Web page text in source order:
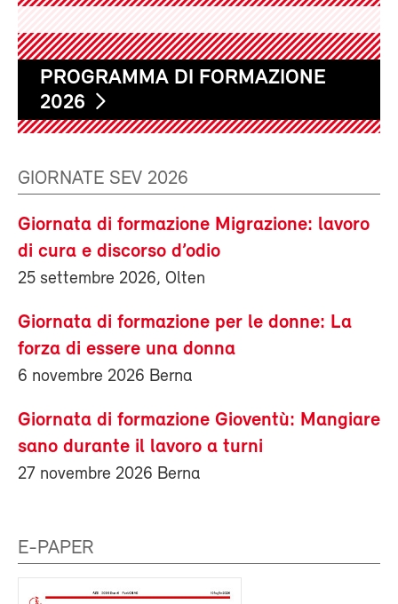
PROGRAMMA DI FORMAZIONE
2026
GIORNATE SEV 2026
Giornata di formazione Migrazione: lavoro
di cura e discorso d’odio
25 settembre 2026, Olten
Giornata di formazione per le donne: La
forza di essere una donna
6 novembre 2026 Berna
Giornata di formazione Gioventù: Mangiare
sano durante il lavoro a turni
27 novembre 2026 Berna
E-PAPER